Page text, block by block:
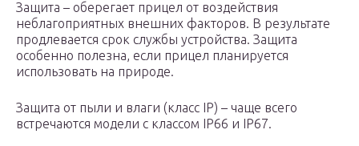
Защита – оберегает прицел от воздействия
неблагоприятных внешних факторов. В результате
продлевается срок службы устройства. Защита
особенно полезна, если прицел планируется
использовать на природе.
Защита от пыли и влаги (класс IP) – чаще всего
встречаются модели с классом IP66 и IP67.